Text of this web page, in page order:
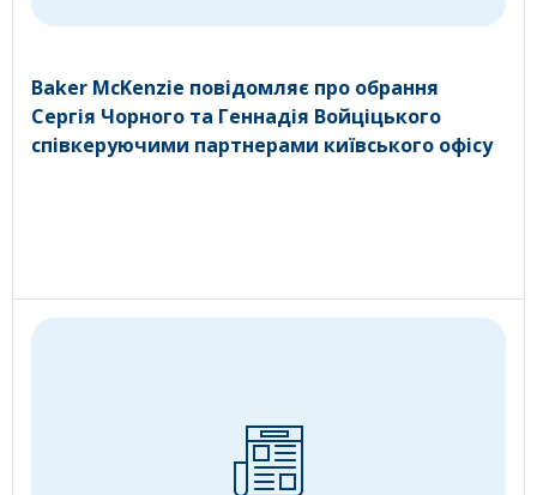
Baker McKenzie повідомляє про обрання
Сергія Чорного та Геннадія Войціцького
співкеруючими партнерами київського офісу